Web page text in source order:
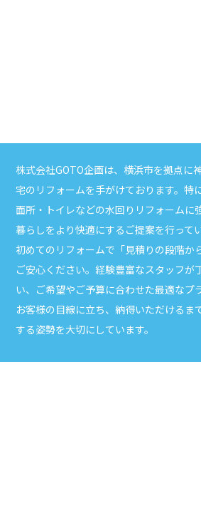
株式会社GOTO企画は、横浜市を拠点に
宅のリフォームを手がけております。特
面所・トイレなどの水回りリフォームに
暮らしをより快適にするご提案を行ってい
初めてのリフォームで「見積りの段階か
ご安心ください。経験豊富なスタッフが
い、ご希望やご予算に合わせた最適なプ
お客様の目線に立ち、納得いただけるま
する姿勢を大切にしています。